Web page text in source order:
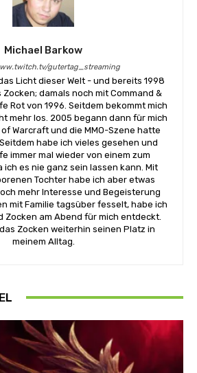
Michael Barkow
gutertag_streaming
Licht dieser Welt - und bereits 1998
damals noch mit Command &
Rot von 1996. Seitdem bekommt mich
mehr los. 2005 begann dann für mich
of Warcraft und die MMO-Szene hatte
habe ich vieles gesehen und
immer mal wieder von einem zum
ich es nie ganz sein lassen kann. Mit
Tochter habe ich aber etwas
mehr Interesse und Begeisterung
mit Familie tagsüber fesselt, habe ich
Zocken am Abend für mich entdeckt.
Zocken weiterhin seinen Platz in
meinem Alltag.